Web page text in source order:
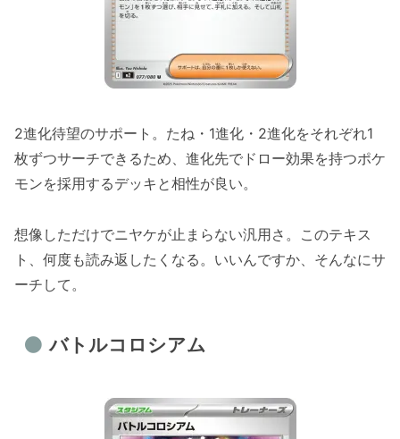
2進化待望のサポート。たね・1進化・2進化をそれぞれ1
枚ずつサーチできるため、進化先でドロー効果を持つポケ
モンを採用するデッキと相性が良い。
想像しただけでニヤケが止まらない汎用さ。このテキス
ト、何度も読み返したくなる。いいんですか、そんなにサ
ーチして。
バトルコロシアム